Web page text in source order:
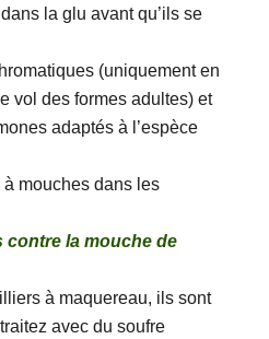
la glu avant qu’ils se
(uniquement en
vol des formes adultes) et
adaptés à l’espèce
à mouches dans les
contre la mouche de
à maquereau, ils sont
avec du soufre